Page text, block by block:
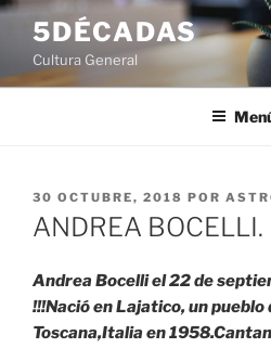
Saltar
contenido
5DÉCADAS
Cultura General
PUBLICADO
EL
30 OCTUBRE, 2018 POR
ANDREA BOCELLI.
Andrea Bocelli el 22 de
!!!Nació en Lajatico, un pueblo
Toscana,Italia en